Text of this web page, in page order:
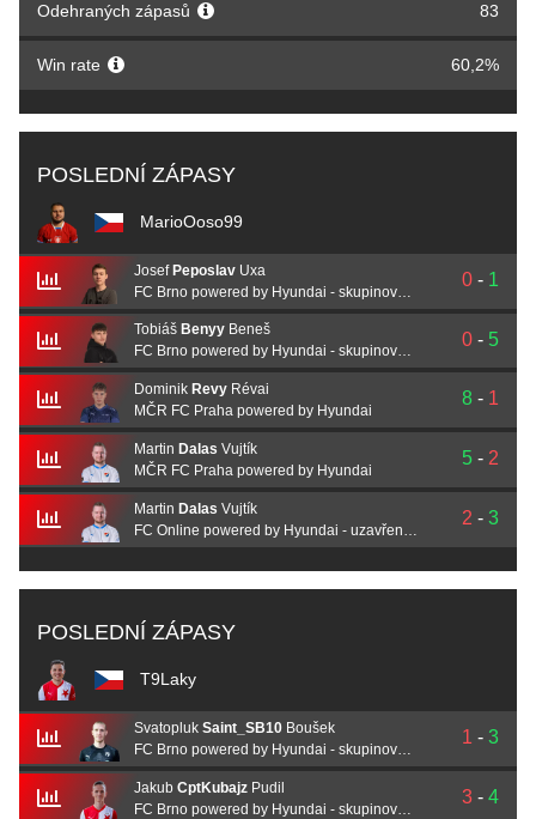
Odehraných zápasů 83
Win rate 60,2%
POSLEDNÍ ZÁPASY
MarioOoso99
JosefPeposlavUxa
FC Brno powered by Hyundai - skupinová fáze
0 - 1
Tobiáš BenyyBeneš
FC Brno powered by Hyundai - skupinová fáze
0 - 5
Dominik RevyRévai
MČR FC Praha powered by Hyundai
8 - 1
Martin Dalas Vujtík
MČR FC Praha powered by Hyundai
5 - 2
Martin Dalas Vujtík
FC Online powered by Hyundai - uzavřená kvalifikace
2 - 3
POSLEDNÍ ZÁPASY
T9Laky
Svatopluk Saint_SB10Boušek
FC Brno powered by Hyundai - skupinová fáze
1 - 3
Jakub CptKubajzPudil
FC Brno powered by Hyundai - skupinová fáze
3 - 4